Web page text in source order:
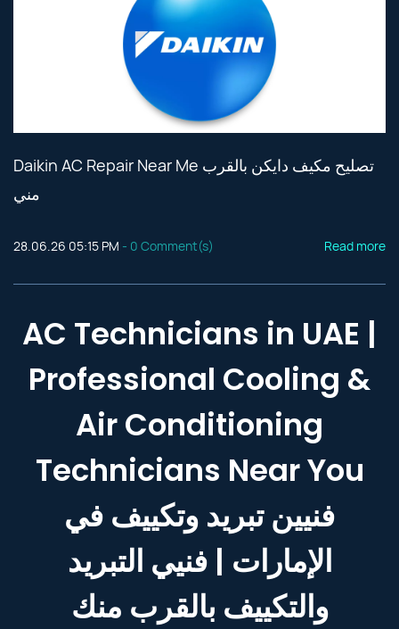
Daikin AC Repair Near Me تصليح مكيف دايكن بالقرب
مني
28.06.26 05:15 PM - 0 Comment(s) Read more
AC Technicians in UAE |
Professional Cooling &
Air Conditioning
Technicians Near You
فنيين تبريد وتكييف في
الإمارات | فنيي التبريد
والتكييف بالقرب منك